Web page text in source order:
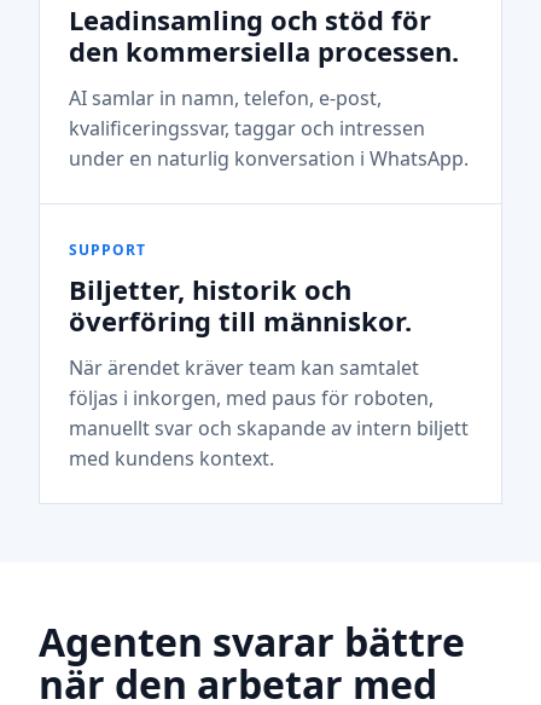
Leadinsamling och stöd för
den kommersiella processen.
AI samlar in namn, telefon, e-post,
kvalificeringssvar, taggar och intressen
under en naturlig konversation i WhatsApp.
SUPPORT
Biljetter, historik och
överföring till människor.
När ärendet kräver team kan samtalet
följas i inkorgen, med paus för roboten,
manuellt svar och skapande av intern biljett
med kundens kontext.
Agenten svarar bättre
när den arbetar med